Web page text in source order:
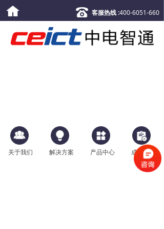
客服热线 :400-6051-660
关于我们 解决方案 产品中心 成功案例